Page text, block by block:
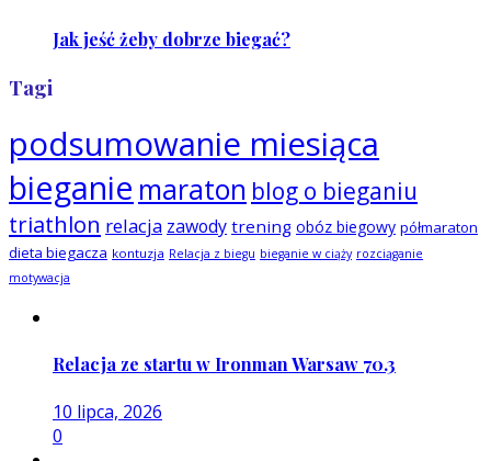
Jak jeść żeby dobrze biegać?
Tagi
podsumowanie miesiąca
bieganie maraton blog o bieganiu
triathlon relacja zawody trening obóz biegowy półmaraton
dieta biegacza kontuzja Relacja z biegu bieganie w ciąży rozciąganie
motywacja
Relacja ze startu w Ironman Warsaw 70.3
10 lipca, 2026
0